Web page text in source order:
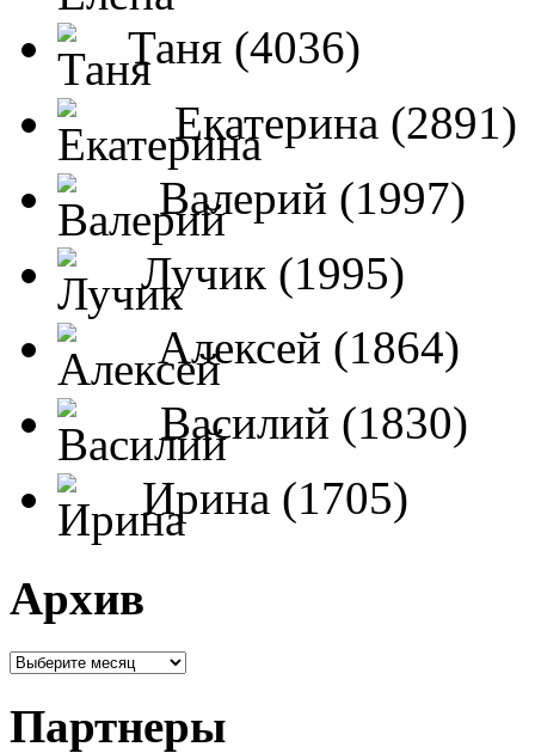
Таня (4036)
Екатерина (2891)
Валерий (1997)
Лучик (1995)
Алексей (1864)
Василий (1830)
Ирина (1705)
Архив
Партнеры